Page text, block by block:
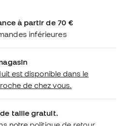
à partir de 70 €
inférieures
est disponible dans le
de chez vous.
taille gratuit.